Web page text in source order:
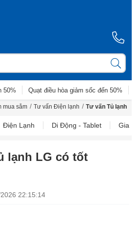
50% Quạt điều hòa giảm sốc đến 50%
mua sắm / Tư vấn Điện lạnh / Tư vấn Tủ lạnh
Điện Lạnh Di Động - Tablet Gia
lạnh LG có tốt
22:15:14